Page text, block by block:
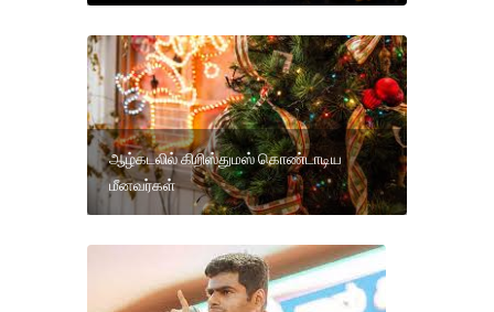
ஆழ்கடலில் கிறிஸ்துமஸ் கொண்டாடிய
மீனவர்கள்